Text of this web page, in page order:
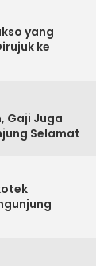
yang
ke
Gaji Juga
Selamat